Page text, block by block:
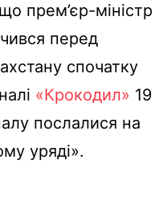
прем’єр-міністр
перед
спочатку
«Крокодил» 19
послалися на
уряді».